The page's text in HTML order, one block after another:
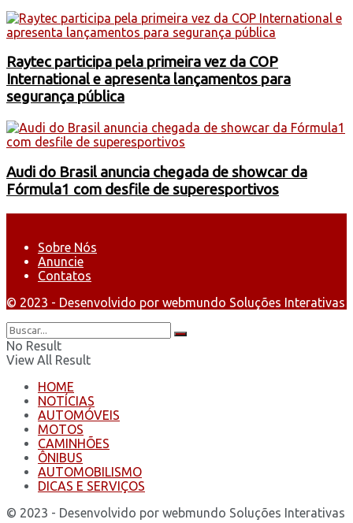
Raytec participa pela primeira vez da COP
International e apresenta lançamentos para
segurança pública
Audi do Brasil anuncia chegada de showcar da
Fórmula1 com desfile de superesportivos
Sobre Nós
Anuncie
Contatos
© 2023 - Desenvolvido por webmundo Soluções Interativas
No Result
View All Result
HOME
NOTÍCIAS
AUTOMÓVEIS
MOTOS
CAMINHÕES
ÔNIBUS
AUTOMOBILISMO
DICAS E SERVIÇOS
© 2023 - Desenvolvido por webmundo Soluções Interativas